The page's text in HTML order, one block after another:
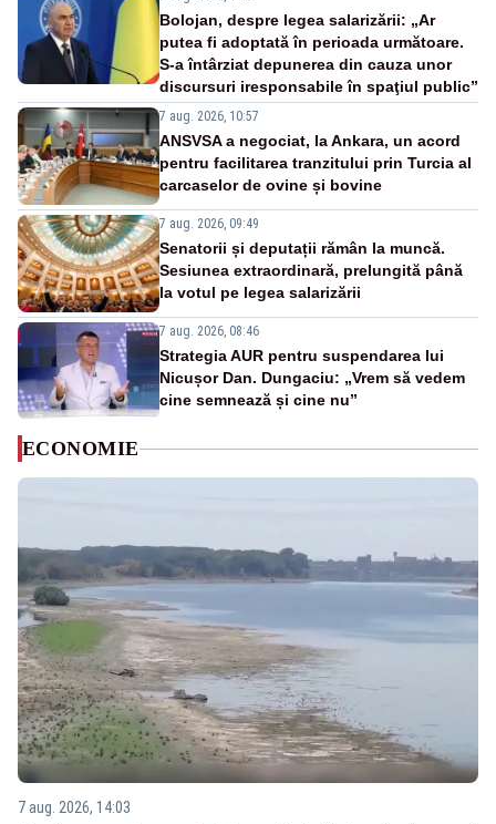
Bolojan, despre legea salarizării: „Ar
putea fi adoptată în perioada următoare.
S-a întârziat depunerea din cauza unor
discursuri iresponsabile în spaţiul public”
7 aug. 2026, 10:57
ANSVSA a negociat, la Ankara, un acord
pentru facilitarea tranzitului prin Turcia al
carcaselor de ovine și bovine
7 aug. 2026, 09:49
Senatorii și deputații rămân la muncă.
Sesiunea extraordinară, prelungită până
la votul pe legea salarizării
7 aug. 2026, 08:46
Strategia AUR pentru suspendarea lui
Nicușor Dan. Dungaciu: „Vrem să vedem
cine semnează și cine nu”
ECONOMIE
7 aug. 2026, 14:03